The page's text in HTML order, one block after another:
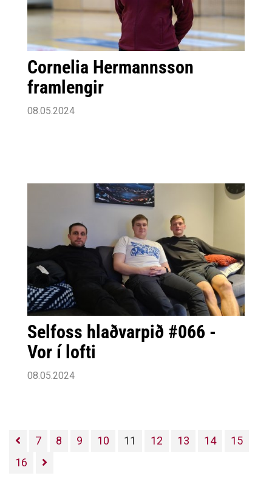
Cornelia Hermannsson
framlengir
08.05.2024
Selfoss hlaðvarpið #066 -
Vor í lofti
08.05.2024
7 8 9 10 11 12 13 14
15
16